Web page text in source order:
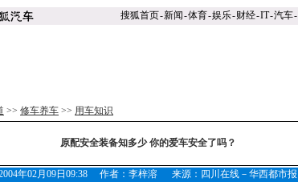
搜狐首页-新闻-体育-娱乐-财经-IT-汽车-
>> 修车养车 >> 用车知识
原配安全装备知多少 你的爱车安全了吗？
年02月09日09:38 作者：李梓溶 来源：四川在线－华西都市报